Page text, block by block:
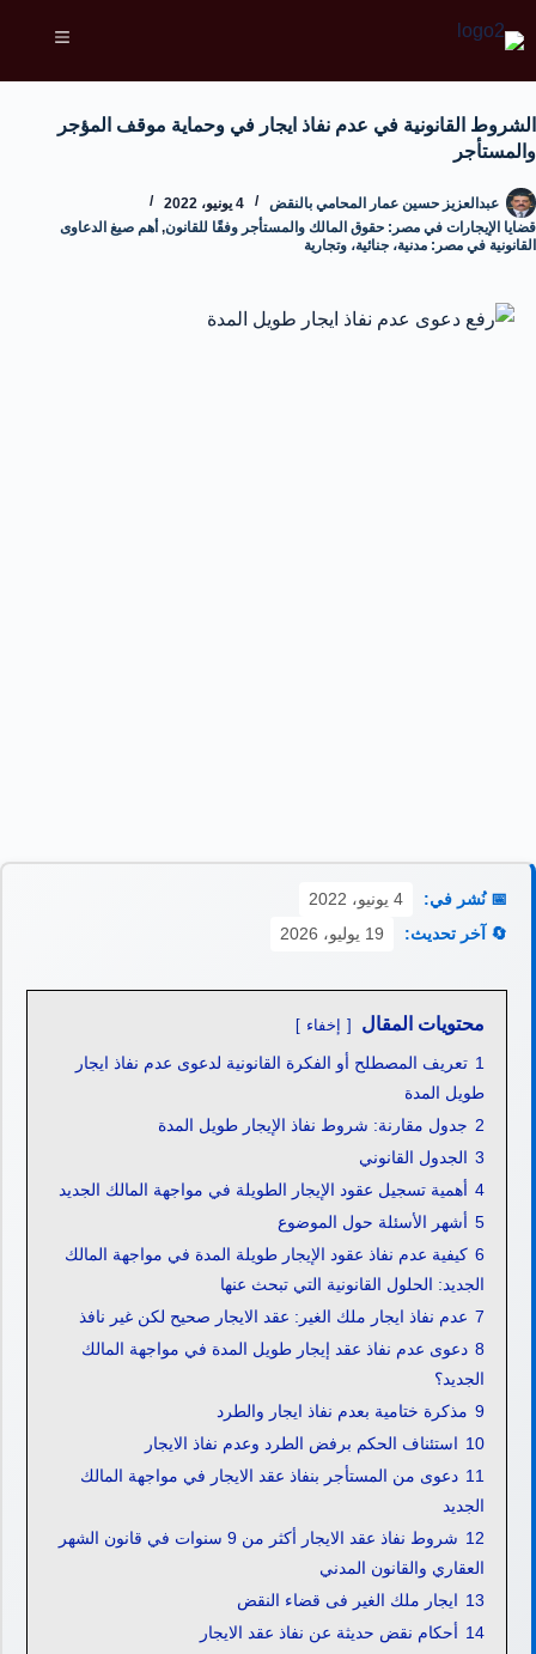
الشروط القانونية في عدم نفاذ ايجار في وحماية موقف المؤجر
والمستأجر
عبدالعزيز حسين عمار المحامي بالنقض
4 يونيو، 2022
قضايا الإيجارات في مصر: حقوق المالك والمستأجر وفقًا للقانون, أهم صيغ الدعاوى
القانونية في مصر: مدنية، جنائية، وتجارية
📅 نُشر في:
4 يونيو، 2022
🔄 آخر تحديث:
19 يوليو، 2026
محتويات المقال إخفاء
1 تعريف المصطلح أو الفكرة القانونية لدعوى عدم نفاذ ايجار
طويل المدة
2 جدول مقارنة: شروط نفاذ الإيجار طويل المدة
3 الجدول القانوني
4 أهمية تسجيل عقود الإيجار الطويلة في مواجهة المالك الجديد
5 أشهر الأسئلة حول الموضوع
6 كيفية عدم نفاذ عقود الإيجار طويلة المدة في مواجهة المالك
الجديد: الحلول القانونية التي تبحث عنها
7 عدم نفاذ ايجار ملك الغير: عقد الايجار صحيح لكن غير نافذ
8 دعوى عدم نفاذ عقد إيجار طويل المدة في مواجهة المالك
الجديد؟
9 مذكرة ختامية بعدم نفاذ ايجار والطرد
10 استئناف الحكم برفض الطرد وعدم نفاذ الايجار
11 دعوى من المستأجر بنفاذ عقد الايجار في مواجهة المالك
الجديد
12
شروط نفاذ عقد الايجار أكثر من 9 سنوات في قانون الشهر
العقاري والقانون المدني
13 ايجار ملك الغير فى قضاء النقض
14 أحكام نقض حديثة عن نفاذ عقد الايجار